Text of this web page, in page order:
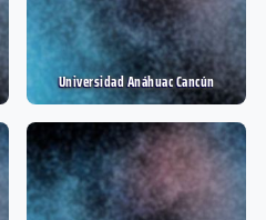
Universidad Anáhuac Cancún